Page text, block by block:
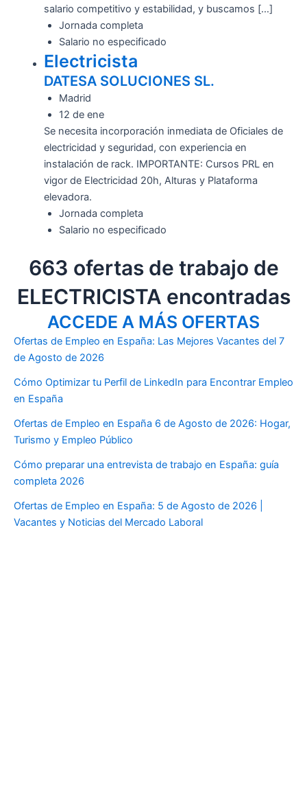
salario competitivo y estabilidad, y buscamos […]
Jornada completa
Salario no especificado
Electricista
DATESA SOLUCIONES SL.
Madrid
12 de ene
Se necesita incorporación inmediata de Oficiales de
electricidad y seguridad, con experiencia en
instalación de rack. IMPORTANTE: Cursos PRL en
vigor de Electricidad 20h, Alturas y Plataforma
elevadora.
Jornada completa
Salario no especificado
663 ofertas de trabajo de
ELECTRICISTA encontradas
ACCEDE A MÁS OFERTAS
Ofertas de Empleo en España: Las Mejores Vacantes del 7
de Agosto de 2026
Cómo Optimizar tu Perfil de LinkedIn para Encontrar Empleo
en España
Ofertas de Empleo en España 6 de Agosto de 2026: Hogar,
Turismo y Empleo Público
Cómo preparar una entrevista de trabajo en España: guía
completa 2026
Ofertas de Empleo en España: 5 de Agosto de 2026 |
Vacantes y Noticias del Mercado Laboral